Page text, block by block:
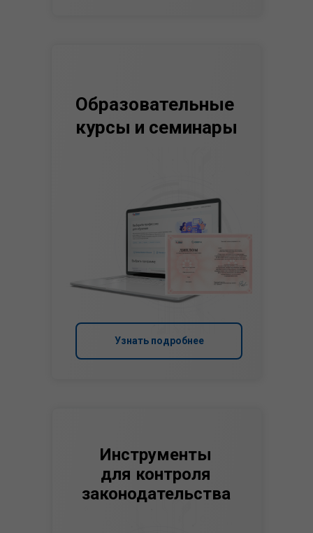
Инструменты
для контроля
законодательства
Узнать подробнее
Образовательные
курсы и семинары